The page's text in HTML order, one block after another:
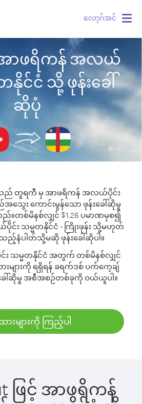
လော့ဂ်အင်
ာဖရိကန် အလယ်
နိုင်ငံ သို့ ဖုန်းခေါ်
ဆိုပုံ
င်သည် တူရကီ မှ အာဖရိကန် အလယ်ပိုင်း
သွေး ကောင်းမွန်သော ဖုန်းခေါ်ဆိုမှု
ည်။တစ်မိနစ်လျှင် $1.26 ပမာဏမှစ၍
င်း သမ္မတနိုင်ငံ - ကြိုးဖုန်း သို့မဟုတ်
ည့်နံပါတ်သို့မဆို ဖုန်းခေါ်ဆိုပါ။
သမ္မတနိုင်ငံ အတွက် တစ်မိနစ်လျှင်
းများကို ရရှိရန် ခရက်ဒစ် ပက်ကေ့ချ်
ေါ်ဆိုမှု အစီအစဉ်တစ်ခုကို ဝယ်ယူပါ။
ားများကို ကြည့်ပါ
ဖြင့် အာဖရိကန်